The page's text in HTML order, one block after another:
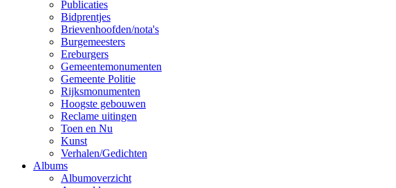
Publicaties
Bidprentjes
Brievenhoofden/nota's
Burgemeesters
Ereburgers
Gemeentemonumenten
Gemeente Politie
Rijksmonumenten
Hoogste gebouwen
Reclame uitingen
Toen en Nu
Kunst
Verhalen/Gedichten
Albums
Albumoverzicht